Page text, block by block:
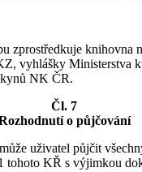
zprostředkuje knihovna
vyhlášky Ministerstva
NK ČR.
Čl. 7
o půjčování
uživatel půjčit
tohoto KŘ s výjimkou